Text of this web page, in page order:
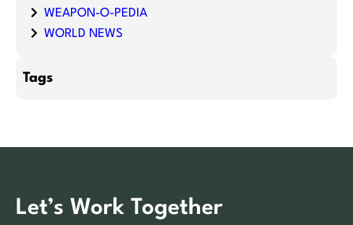
WEAPON-O-PEDIA
WORLD NEWS
Tags
Let’s Work Together